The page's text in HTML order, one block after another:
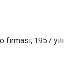
firması; 1957